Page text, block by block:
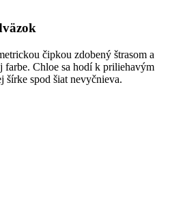
čipkou zdobený štrasom a
farbe. Chloe sa hodí k priliehavým
šírke spod šiat nevyčnieva.